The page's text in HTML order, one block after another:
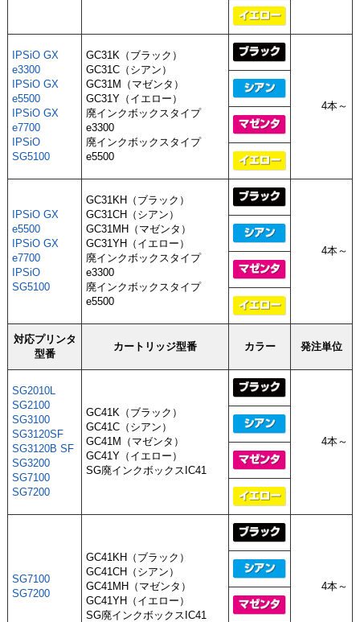
IPSiO GX
e3300
IPSiO GX
e5500
IPSiO GX
e7700
IPSiO
SG5100
GC31K（ブラック）
GC31C（シアン）
GC31M（マゼンタ）
GC31Y（イエロー）
廃インクボックスタイプ
e3300
廃インクボックスタイプ
e5500
4本～
IPSiO GX
e5500
IPSiO GX
e7700
IPSiO
SG5100
GC31KH（ブラック）
GC31CH（シアン）
GC31MH（マゼンタ）
GC31YH（イエロー）
廃インクボックスタイプ
e3300
廃インクボックスタイプ
e5500
4本～
対応プリンタ
型番
カートリッジ型番 カラー 発注単位
SG2010L
SG2100
SG3100
SG3120SF
SG3120B SF
SG3200
SG7100
SG7200
GC41K（ブラック）
GC41C（シアン）
GC41M（マゼンタ）
GC41Y（イエロー）
SG廃インクボックスIC41
4本～
SG7100
SG7200
GC41KH（ブラック）
GC41CH（シアン）
GC41MH（マゼンタ）
GC41YH（イエロー）
SG廃インクボックスIC41
4本～